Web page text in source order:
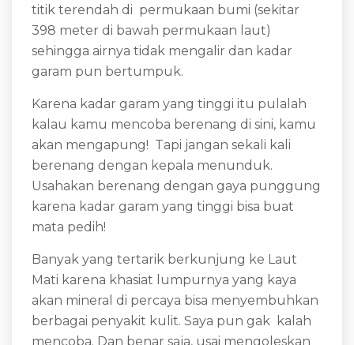
titik terendah di permukaan bumi (sekitar
398 meter di bawah permukaan laut)
sehingga airnya tidak mengalir dan kadar
garam pun bertumpuk.
Karena kadar garam yang tinggi itu pulalah
kalau kamu mencoba berenang di sini, kamu
akan mengapung! Tapi jangan sekali kali
berenang dengan kepala menunduk.
Usahakan berenang dengan gaya punggung
karena kadar garam yang tinggi bisa buat
mata pedih!
Banyak yang tertarik berkunjung ke Laut
Mati karena khasiat lumpurnya yang kaya
akan mineral di percaya bisa menyembuhkan
berbagai penyakit kulit. Saya pun gak kalah
mencoba. Dan benar saja, usai mengoleskan